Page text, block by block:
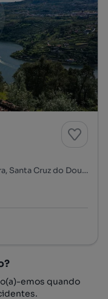
Rua das Escolas da Senhora - Senhora, Santa Cruz do Douro e São Tomé de Covelas, Baião, Porto
emos quando